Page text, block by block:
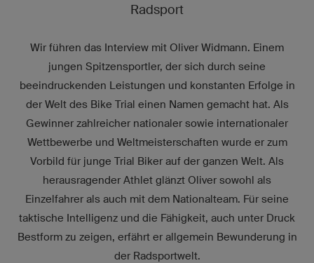
Radsport
Wir führen das Interview mit Oliver Widmann. Einem
jungen Spitzensportler, der sich durch seine
beeindruckenden Leistungen und konstanten Erfolge in
der Welt des Bike Trial einen Namen gemacht hat. Als
Gewinner zahlreicher nationaler sowie internationaler
Wettbewerbe und Weltmeisterschaften wurde er zum
Vorbild für junge Trial Biker auf der ganzen Welt. Als
herausragender Athlet glänzt Oliver sowohl als
Einzelfahrer als auch mit dem Nationalteam. Für seine
taktische Intelligenz und die Fähigkeit, auch unter Druck
Bestform zu zeigen, erfährt er allgemein Bewunderung in
der Radsportwelt.